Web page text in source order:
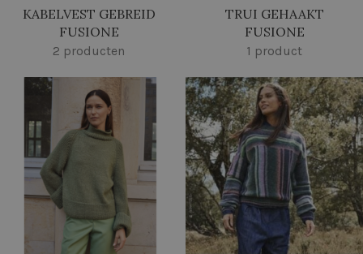
KABELVEST GEBREID
FUSIONE
2 producten
TRUI GEHAAKT
FUSIONE
1 product